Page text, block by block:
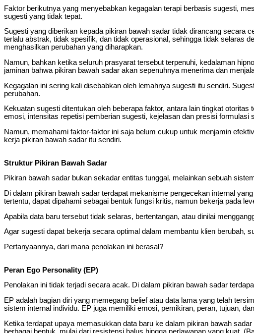
Faktor berikutnya yang menyebabkan kegagalan terapi berbasis sugesti,
sugesti yang tidak tepat.
Sugesti yang diberikan kepada pikiran bawah sadar tidak dirancang secara
terlalu abstrak, tidak spesifik, dan tidak operasional, sehingga tidak selaras
menghasilkan perubahan yang diharapkan.
Namun, bahkan ketika seluruh prasyarat tersebut terpenuhi, kedalaman
jaminan bahwa pikiran bawah sadar akan sepenuhnya menerima dan
Kegagalan ini sering kali disebabkan oleh lemahnya sugesti itu sendiri.
perubahan.
Kekuatan sugesti ditentukan oleh beberapa faktor, antara lain tingkat
emosi, intensitas repetisi pemberian sugesti, kejelasan dan presisi
Namun, memahami faktor-faktor ini saja belum cukup untuk menjamin
kerja pikiran bawah sadar itu sendiri.
Struktur Pikiran Bawah Sadar
Pikiran bawah sadar bukan sekadar entitas tunggal, melainkan sebuah
Di dalam pikiran bawah sadar terdapat mekanisme pengecekan internal
tertentu, dapat dipahami sebagai bentuk fungsi kritis, namun bekerja pada
Apabila data baru tersebut tidak selaras, bertentangan, atau dinilai
Agar sugesti dapat bekerja secara optimal dalam membantu klien berubah,
Pertanyaannya, dari mana penolakan ini berasal?
Peran Ego Personality (EP)
Penolakan ini tidak terjadi secara acak. Di dalam pikiran bawah sadar
EP adalah bagian diri yang memegang belief atau data lama yang telah
sistem internal individu. EP juga memiliki emosi, pemikiran, peran, tujuan,
Ketika terdapat upaya memasukkan data baru ke dalam pikiran bawah
berbagai bentuk, mulai dari resistensi halus hingga perlawanan yang kuat.